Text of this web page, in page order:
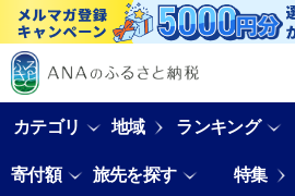
カテゴリ 地域 ランキング
寄付額 旅先を探す 特集